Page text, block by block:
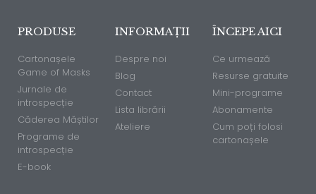
PRODUSE
Cartonașele
Game of Masks
Jurnale de
introspecție
Căderea Măștilor
Programe de
introspecție
E-book
INFORMAȚII
Despre noi
Blog
Contact
Lista librării
Ateliere
ÎNCEPE AICI
Ce urmează
Resurse gratuite
Mini-programe
Abonamente
Cum poți folosi
cartonașele